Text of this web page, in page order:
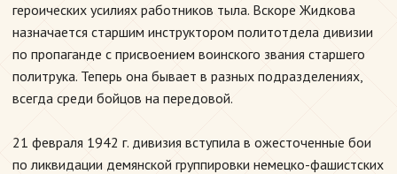
героических усилиях работников тыла. Вскоре Жидкова
назначается старшим инструктором политотдела дивизии
по пропаганде с присвоением воинского звания старшего
политрука. Теперь она бывает в разных подразделениях,
всегда среди бойцов на передовой.
21 февраля 1942 г. дивизия вступила в ожесточенные бои
по ликвидации демянской группировки немецко-фашистских